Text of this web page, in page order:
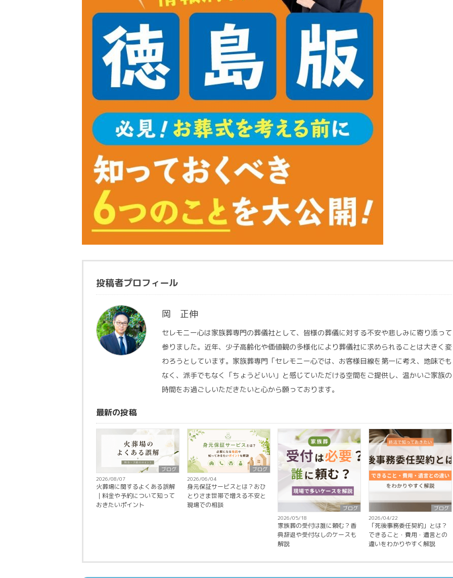
投稿者プロフィール
岡 正伸
セレモニー心は家族葬専門の葬儀社として、皆様の葬儀に対する不安や悲しみに寄り添って
参りました。近年、少子高齢化や価値観の多様化により葬儀社に求められることは大きく変
わろうとしています。家族葬専門「セレモニー心では、お客様目線を第一に考え、地味でも
なく、派手でもなく「ちょうどいい」と感じていただける空間をご提供し、温かいご家族の
時間をお過ごしいただきたいと心から願っております。
最新の投稿
ブログ
2026/08/07
火葬場に関するよくある誤解
｜料金や予約について知って
おきたいポイント
ブログ
2026/06/04
身元保証サービスとは？おひ
とりさま世帯で増える不安と
現場での相談
ブログ
2026/05/18
家族葬の受付は誰に頼む？香
典辞退や受付なしのケースも
解説
ブログ
2026/04/22
「死後事務委任契約」とは？
できること・費用・遺言との
違いをわかりやすく解説